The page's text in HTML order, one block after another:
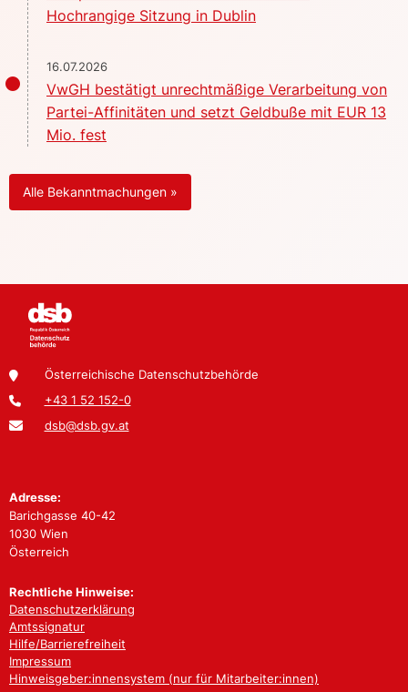
Hochrangige Sitzung in Dublin
16.07.2026
VwGH bestätigt unrechtmäßige Verarbeitung von
Partei-Affinitäten und setzt Geldbuße mit EUR 13
Mio. fest
Alle Bekanntmachungen »
Österreichische Datenschutzbehörde
+43 1 52 152-0
dsb@dsb.gv.at
Adresse:
Barichgasse 40-42
1030 Wien
Österreich
Rechtliche Hinweise:
Datenschutzerklärung
Amtssignatur
Hilfe/Barrierefreiheit
Impressum
Hinweisgeber:innensystem (nur für Mitarbeiter:innen)